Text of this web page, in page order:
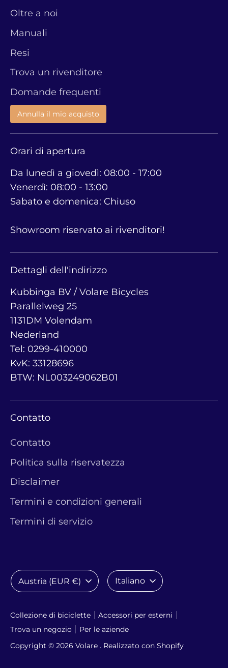
Oltre a noi
Manuali
Resi
Trova un rivenditore
Domande frequenti
Annulla il mio acquisto
Orari di apertura
Da lunedì a giovedì: 08:00 - 17:00
Venerdì: 08:00 - 13:00
Sabato e domenica: Chiuso
Showroom riservato ai rivenditori!
Dettagli dell'indirizzo
Kubbinga BV / Volare Bicycles
Parallelweg 25
1131DM Volendam
Nederland
Tel: 0299-410000
KvK: 33128696
BTW: NL003249062B01
Contatto
Contatto
Politica sulla riservatezza
Disclaimer
Termini e condizioni generali
Termini di servizio
Collezione di biciclette
Accessori per esterni
Trova un negozio
Per le aziende
Copyright © 2026 Volare . Realizzato con Shopify
Valuta
Austria (EUR €) Lingua
Italiano